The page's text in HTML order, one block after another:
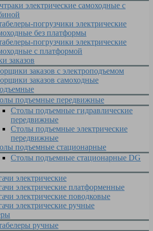
электрические самоходные с
погрузчики электрические
без платформы
погрузчики электрические
с платформой
заказов
заказов с электроподъемом
заказов самоходные
подъемные передвижные
Столы подъемные гидравлические
передвижные
Столы подъемные электрические
передвижные
подъемные стационарные
Столы подъемные стационарные DG
электрические
электрические платформенные
электрические поводковые
электрические ручные
ручные